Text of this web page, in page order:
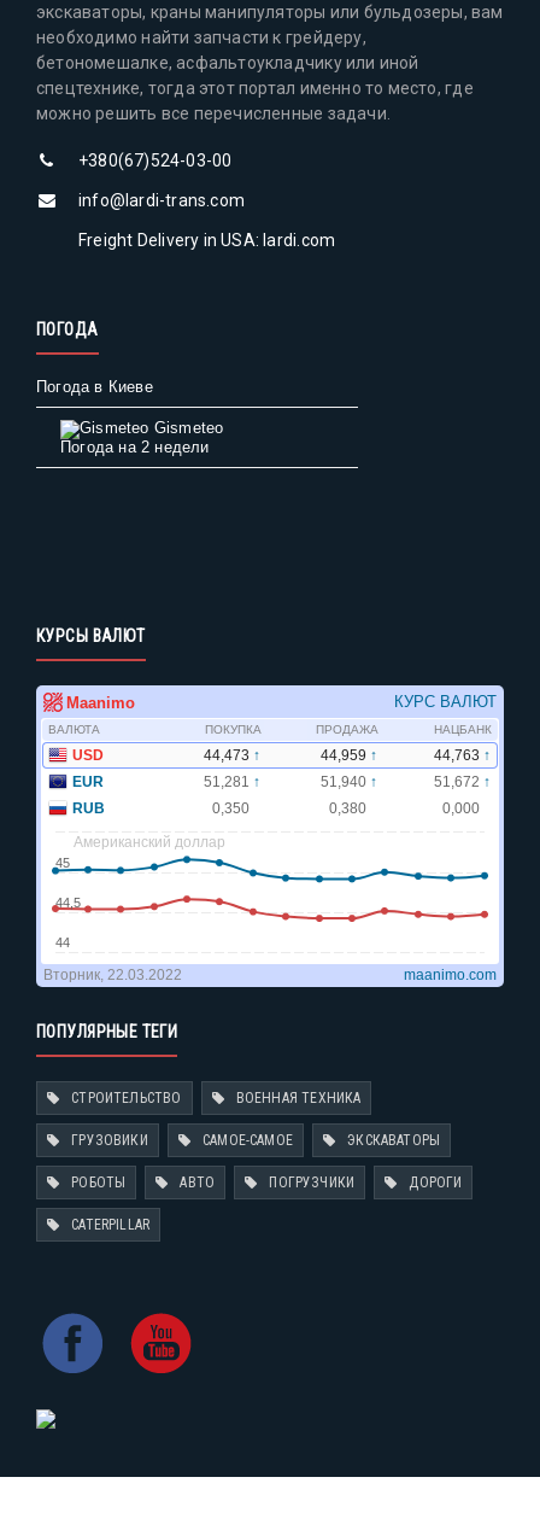
экскаваторы, краны манипуляторы или бульдозеры, вам
необходимо найти запчасти к грейдеру,
бетономешалке, асфальтоукладчику или иной
спецтехнике, тогда этот портал именно то место, где
можно решить все перечисленные задачи.
+380(67)524-03-00
info@lardi-trans.com
Freight Delivery in USA: lardi.com
ПОГОДА
Погода в Киеве
Gismeteo
Погода на 2 недели
КУРСЫ ВАЛЮТ
ПОПУЛЯРНЫЕ ТЕГИ
СТРОИТЕЛЬСТВО ВОЕННАЯ ТЕХНИКА
ГРУЗОВИКИ САМОЕ-САМОЕ ЭКСКАВАТОРЫ
РОБОТЫ АВТО ПОГРУЗЧИКИ ДОРОГИ
CATERPILLAR